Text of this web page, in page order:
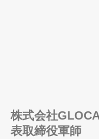
株式会社
表取締役軍師